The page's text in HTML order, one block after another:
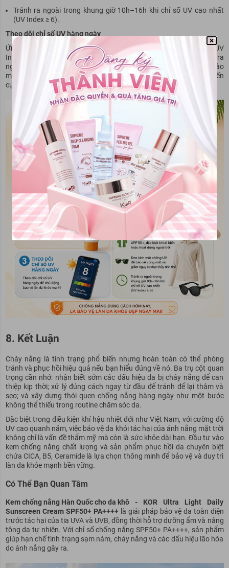
Tránh ra ngoài trong khung giờ 10h–16h khi chỉ số UV cao nhất
(UV Index ≥ 6).
Theo dõi chỉ số UV hàng ngày
Ứng dụng thời tiết hiện đại đều hiển thị chỉ số UV (UV Index). Khi UV
Index ≥ 3, cần dùng kem chống nắng; UV ≥ 6 (rất cao) cần hạn chế ra
ngoài; UV ≥ 8 (cực cao) cần bảo vệ tối đa. Tại Hà Nội và TP.HCM vào
mùa hè, chỉ số UV thường dao động từ 8–11, thuộc nhóm rất cao đến
cực cao.
8. Kết Luận
Cháy nắng là tình trạng phổ biến nhưng hoàn toàn có thể phòng
tránh và phục hồi hiệu quả nếu bạn hiểu đúng về nó. Ba trụ cột quan
trọng cần nhớ: nhận biết sớm các dấu hiệu da bị cháy nắng để can
thiệp kịp thời; xử lý đúng cách ngay từ đầu để tránh để lại thâm và
sẹo; và xây dựng thói quen chống nắng hàng ngày như một bước
không thể thiếu trong routine chăm sóc da.
Đặc biệt trong điều kiện khí hậu nhiệt đới như Việt Nam, với cường độ
UV cao quanh năm, việc bảo vệ da khỏi tác hại của ánh nắng mặt trời
không chỉ là vấn đề thẩm mỹ mà còn là sức khỏe dài hạn. Đầu tư vào
kem chống nắng chất lượng và sản phẩm phục hồi da chuyên biệt
chứa CICA, B5, Ceramide là lựa chọn thông minh để bảo vệ và duy trì
làn da khỏe mạnh bền vững.
Có Thể Bạn Quan Tâm
Kem chống nắng Hàn Quốc cho da khô- KOR Ultra Light Daily
Sunscreen Cream SPF50+ PA++++là giải pháp bảo vệ da toàn diện
trước tác hại của tia UVA và UVB, đồng thời hỗ trợ dưỡng ẩm và nâng
tông da tự nhiên. Với chỉ số chống nắng SPF50+ PA++++, sản phẩm
giúp hạn chế tình trạng sạm nám, cháy nắng và các dấu hiệu lão hóa
do ánh nắng gây ra.